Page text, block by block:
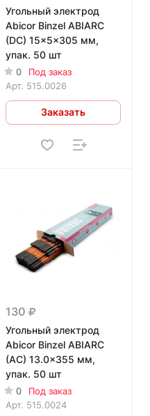
Угольный электрод
Abicor Binzel ABIARC
(DC) 15x5x305 мм,
упак. 50 шт
0
Под заказ
Арт. 515.0026
Заказать
130
Угольный электрод
Abicor Binzel ABIARC
(AC) 13.0x355 мм,
упак. 50 шт
0
Под заказ
Арт. 515.0024